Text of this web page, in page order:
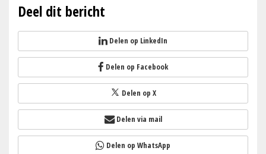
Deel dit bericht
Delen op LinkedIn
Delen op Facebook
Delen op X
Delen via mail
Delen op WhatsApp